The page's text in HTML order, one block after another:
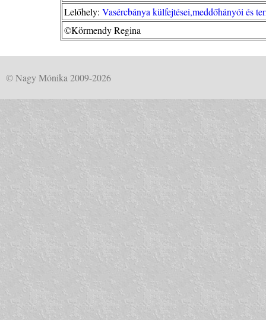
Lelőhely: Vasércbánya külfejtései,meddőhányói és
©Körmendy Regina
© Nagy Mónika 2009-2026